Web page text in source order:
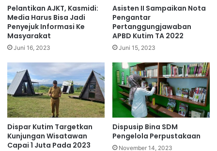
Pelantikan AJKT, Kasmidi:
Media Harus Bisa Jadi
Penyejuk Informasi Ke
Masyarakat
Juni 16, 2023
Asisten II Sampaikan Nota
Pengantar
Pertanggungjawaban
APBD Kutim TA 2022
Juni 15, 2023
Dispar Kutim Targetkan
Kunjungan Wisatawan
Capai 1 Juta Pada 2023
Dispusip Bina SDM
Pengelola Perpustakaan
November 14, 2023